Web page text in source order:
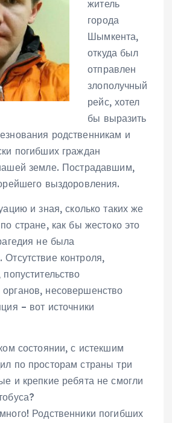
житель
города
Шымкента,
откуда был
отправлен
злополучный
рейс, хотел
бы выразить
родственникам и
погибших граждан
земле. Пострадавшим,
выздоровления.
и зная, сколько таких же
стране, как бы жестоко это
не была
контроля,
несовершенство
– вот источники
состоянии, с истекшим
по просторам страны три
и крепкие ребята не смогли
Родственники погибших